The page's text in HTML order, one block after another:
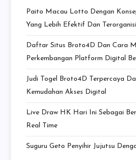
Paito Macau Lotto Dengan
Yang Lebih Efektif Dan
Daftar Situs Broto4D Dan Cara
Perkembangan Platform Digital
Judi Togel Broto4D Terpercaya
Kemudahan Akses Digital
Live Draw HK Hari Ini Sebagai
Real Time
Suguru Geto Penyihir Jujutsu